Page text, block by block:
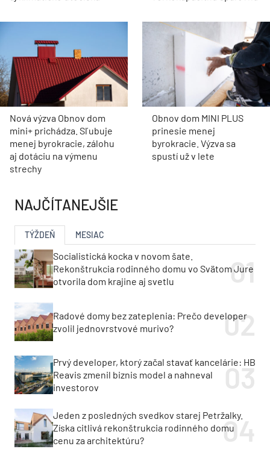
Nová výzva Obnov dom
mini+ prichádza. Sľubuje
menej byrokracie, zálohu
aj dotáciu na výmenu
strechy
Obnov dom MINI PLUS
prinesie menej
byrokracie. Výzva sa
spustí už v lete
NAJČÍTANEJŠIE
TÝŽDEŇ MESIAC
Socialistická kocka v novom šate.
Rekonštrukcia rodinného domu vo Svätom Jure
otvorila dom krajine aj svetlu
Radové domy bez zateplenia: Prečo developer
zvolil jednovrstvové murivo?
Prvý developer, ktorý začal stavať kancelárie: HB
Reavis zmenil biznis model a nahneval
investorov
Jeden z posledných svedkov starej Petržalky.
Získa citlivá rekonštrukcia rodinného domu
cenu za architektúru?